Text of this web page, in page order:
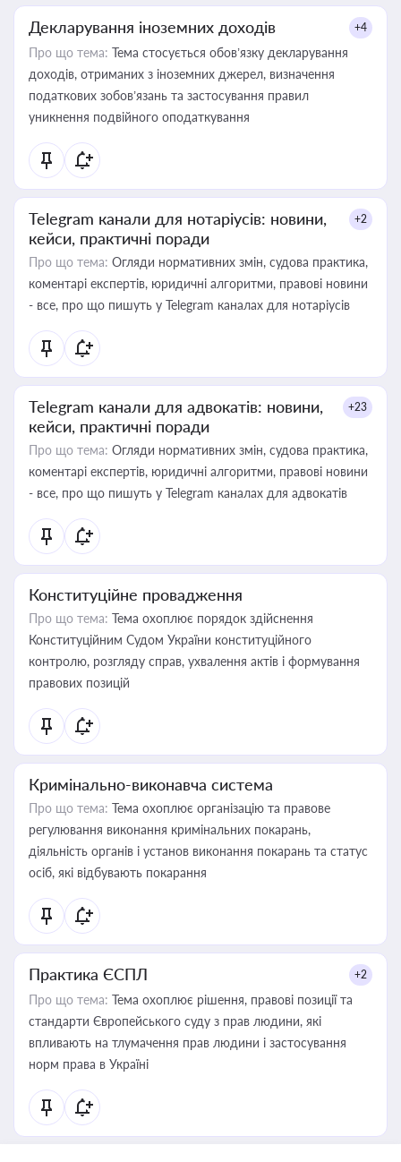
Декларування іноземних доходів +4
Про що тема: Тема стосується обов’язку декларування
доходів, отриманих з іноземних джерел, визначення
податкових зобов’язань та застосування правил
уникнення подвійного оподаткування
Telegram канали для нотаріусів: новини,
кейси, практичні поради
+2
Про що тема: Огляди нормативних змін, судова практика,
коментарі експертів, юридичні алгоритми, правові новини
- все, про що пишуть у Telegram каналах для нотаріусів
Telegram канали для адвокатів: новини,
кейси, практичні поради
+23
Про що тема: Огляди нормативних змін, судова практика,
коментарі експертів, юридичні алгоритми, правові новини
- все, про що пишуть у Telegram каналах для адвокатів
Конституційне провадження
Про що тема: Тема охоплює порядок здійснення
Конституційним Судом України конституційного
контролю, розгляду справ, ухвалення актів і формування
правових позицій
Кримінально-виконавча система
Про що тема: Тема охоплює організацію та правове
регулювання виконання кримінальних покарань,
діяльність органів і установ виконання покарань та статус
осіб, які відбувають покарання
Практика ЄСПЛ +2
Про що тема: Тема охоплює рішення, правові позиції та
стандарти Європейського суду з прав людини, які
впливають на тлумачення прав людини і застосування
норм права в Україні